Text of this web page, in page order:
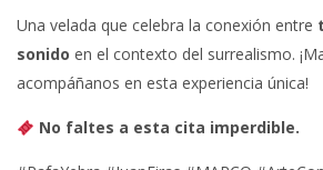
Una velada que celebra la conexión entre
sonido en el contexto del surrealismo.
acompáñanos en esta experiencia única!
No faltes a esta cita imperdible.